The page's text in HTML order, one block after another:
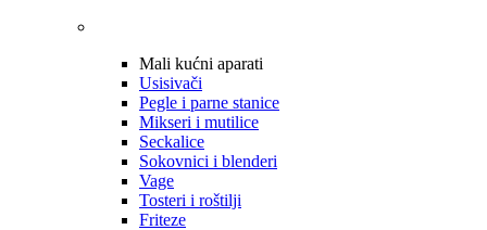
Mali kućni aparati
Usisivači
Pegle i parne stanice
Mikseri i mutilice
Seckalice
Sokovnici i blenderi
Vage
Tosteri i roštilji
Friteze